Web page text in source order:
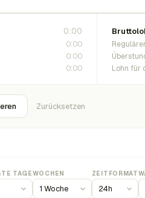
0:00
0:00
0:00
0:00 Lohn für
Zurücksetzen
TAGEWOCHEN ZEITFORMAT